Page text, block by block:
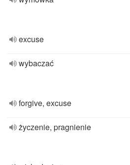
excuse
wybaczać
forgive, excuse
życzenie, pragnienie